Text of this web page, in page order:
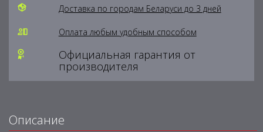
Доставка по городам Беларуси до 3 дней
Оплата любым удобным способом
Официальная гарантия от
производителя
Описание